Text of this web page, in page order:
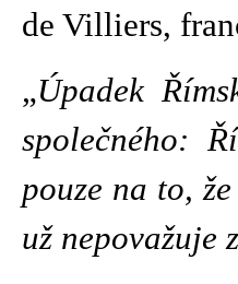
de Villiers,
„Úpadek
společného:
pouze na to,
už nepovažuje